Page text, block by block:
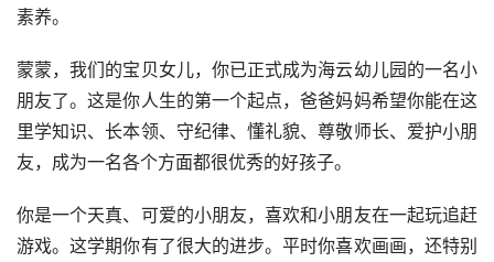
素养。
蒙蒙，我们的宝贝女儿，你已正式成为海云幼儿园的一名小
朋友了。这是你人生的第一个起点，爸爸妈妈希望你能在这
里学知识、长本领、守纪律、懂礼貌、尊敬师长、爱护小朋
友，成为一名各个方面都很优秀的好孩子。
你是一个天真、可爱的小朋友，喜欢和小朋友在一起玩追赶
游戏。这学期你有了很大的进步。平时你喜欢画画，还特别